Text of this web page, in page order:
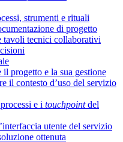
strumenti e rituali
di progetto
tavoli tecnici collaborativi
progetto e la sua gestione
il contesto d’uso del servizio
e i touchpointdel
utente del servizio
ottenuta